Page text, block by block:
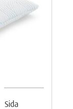
Sida